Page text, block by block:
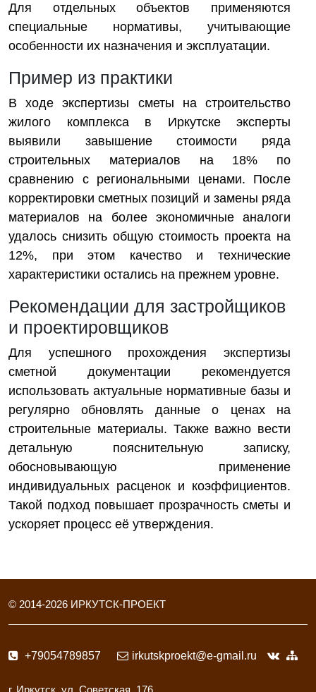
Для отдельных объектов применяются
специальные нормативы, учитывающие
особенности их назначения и эксплуатации.
Пример из практики
В ходе экспертизы сметы на строительство
жилого комплекса в Иркутске эксперты
выявили завышение стоимости ряда
строительных материалов на 18% по
сравнению с региональными ценами. После
корректировки сметных позиций и замены ряда
материалов на более экономичные аналоги
удалось снизить общую стоимость проекта на
12%, при этом качество и технические
характеристики остались на прежнем уровне.
Рекомендации для застройщиков
и проектировщиков
Для успешного прохождения экспертизы
сметной документации рекомендуется
использовать актуальные нормативные базы и
регулярно обновлять данные о ценах на
строительные материалы. Также важно вести
детальную пояснительную записку,
обосновывающую применение
индивидуальных расценок и коэффициентов.
Такой подход повышает прозрачность сметы и
ускоряет процесс её утверждения.
© 2014-2026 ИРКУТСК-ПРОЕКТ
+79054789857 irkutskproekt@e-gmail.ru
г. Иркутск, ул. Советская, 176